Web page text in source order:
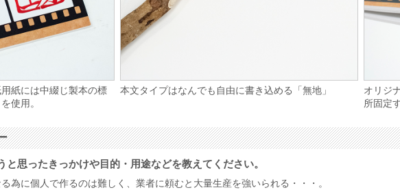
紙には中綴じ製本の標
使用。
本文タイプはなんでも自由に書き込める「無地」
オリジ
所固定
と思ったきっかけや目的・用途などを教えてください。
為に個人で作るのは難しく、業者に頼むと大量生産を強いられる・・・。